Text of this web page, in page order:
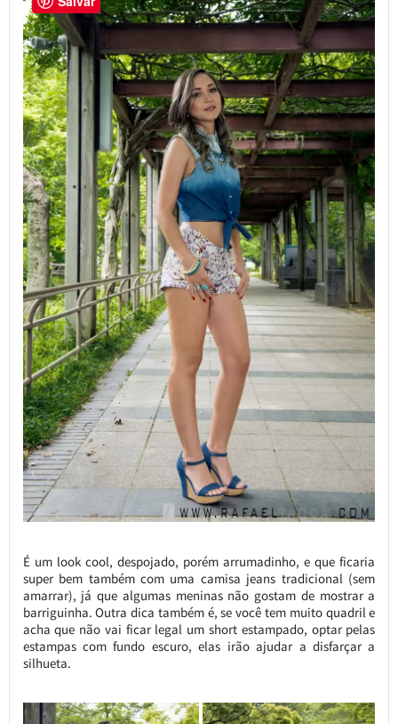
É um look cool, despojado, porém arrumadinho, e que ficaria
super bem também com uma camisa jeans tradicional (sem
amarrar), já que algumas meninas não gostam de mostrar a
barriguinha. Outra dica também é, se você tem muito quadril e
acha que não vai ficar legal um short estampado, optar pelas
estampas com fundo escuro, elas irão ajudar a disfarçar a
silhueta.